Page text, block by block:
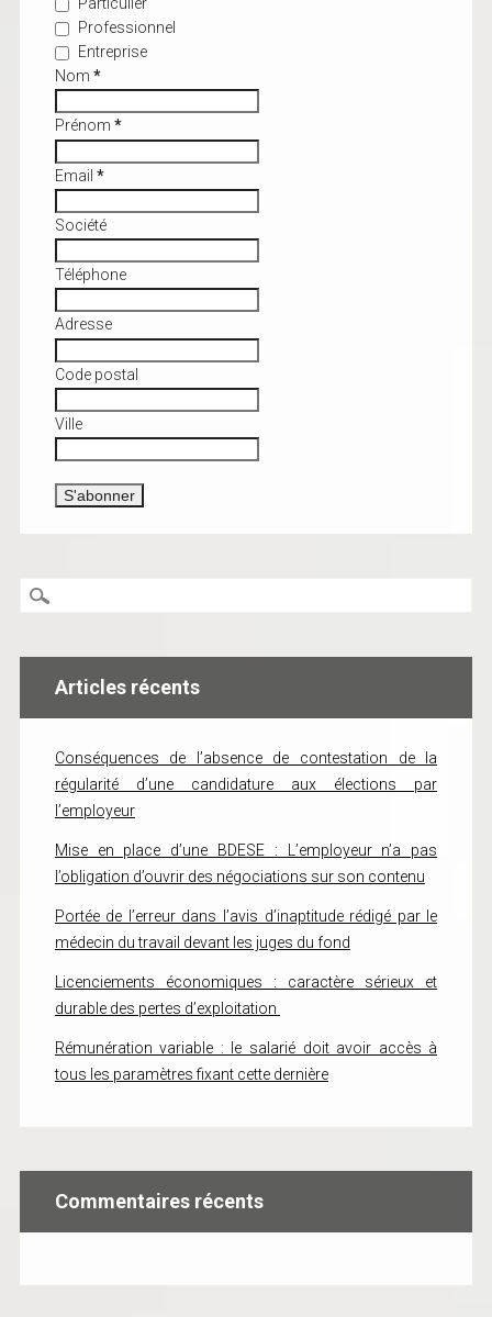
Professionnel
Entreprise
Nom *
Prénom *
Email *
Société
Téléphone
Adresse
Code postal
Ville
Articles récents
Conséquences de l’absence de contestation de la
régularité d’une candidature aux élections par
l’employeur
Mise en place d’une BDESE : L’employeur n’a pas
l’obligation d’ouvrir des négociations sur son contenu
Portée de l’erreur dans l’avis d’inaptitude rédigé par le
médecin du travail devant les juges du fond
Licenciements économiques : caractère sérieux et
durable des pertes d’exploitation
Rémunération variable : le salarié doit avoir accès à
tous les paramètres fixant cette dernière
Commentaires récents